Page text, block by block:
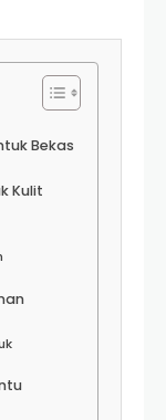
Bekas
Kulit